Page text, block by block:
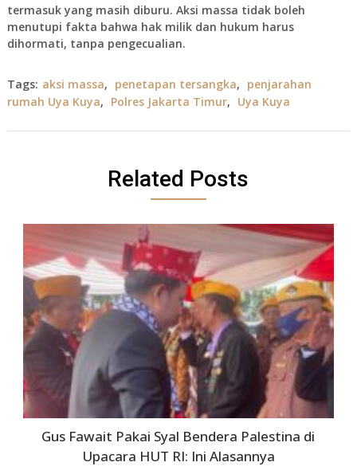
termasuk yang masih diburu. Aksi massa tidak boleh
menutupi fakta bahwa hak milik dan hukum harus
dihormati, tanpa pengecualian.
Tags: aksi massa, penetapan tersangka, penjarahan
rumah Uya Kuya, Polres Jakarta Timur, Uya Kuya
Related Posts
Gus Fawait Pakai Syal Bendera Palestina di
Upacara HUT RI: Ini Alasannya